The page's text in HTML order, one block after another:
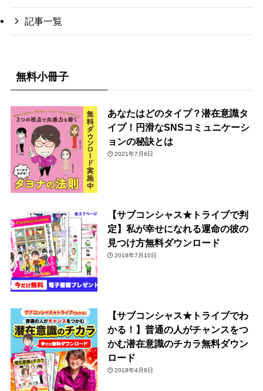
記事一覧
無料小冊子
あなたはどのタイプ？潜在意識タ
イプ！円滑なSNSコミュニケーシ
ョンの秘訣とは
2021年7月6日
【サブコンシャス★トライブで判
定】私が幸せになれる運命の彼の
見つけ方無料ダウンロード
2018年7月10日
【サブコンシャス★トライブでわ
かる！】普通の人がチャンスをつ
かむ潜在意識のチカラ無料ダウン
ロード
2018年4月8日